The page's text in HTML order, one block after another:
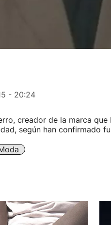
- 20:24
creador de la marca
según han confirmado